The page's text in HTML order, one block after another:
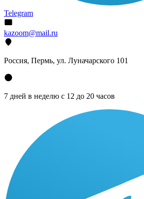
Telegram
kazoom@mail.ru
Россия, Пермь, ул. Луначарского 101
7 дней в неделю с 12 до 20 часов